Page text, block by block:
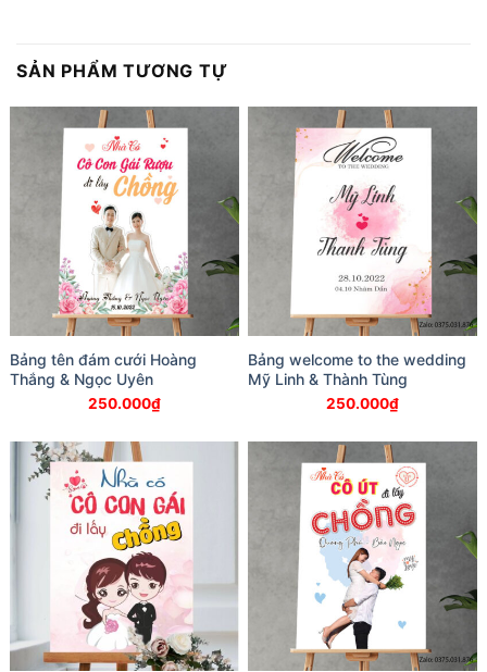
SẢN PHẨM TƯƠNG TỰ
Bảng tên đám cưới Hoàng
Thắng & Ngọc Uyên
250.000₫
Bảng welcome to the wedding
Mỹ Linh & Thành Tùng
250.000₫